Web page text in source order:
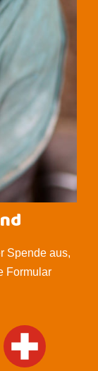
Spende aus,
Formular